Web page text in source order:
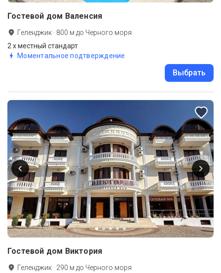
Гостевой дом Валенсия
Геленджик · 800 м до Черного моря
2 х местный стандарт
Моментальное подтверждение
Выбрать
Гостевой дом Виктория
Геленджик · 290 м до Черного моря